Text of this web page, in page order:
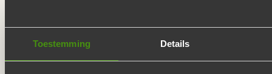
Toestemming Details
BUFFETTEN BOER
De Buffetten Boer is een gewaardeerd catering bedrijf.